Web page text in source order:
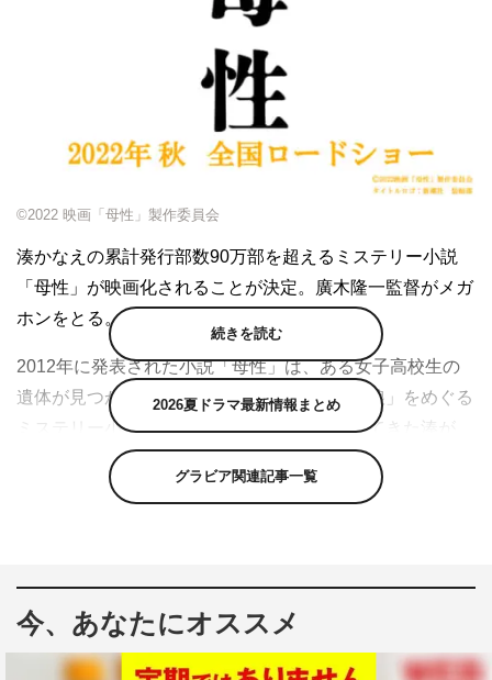
©2022 映画「母性」製作委員会
湊かなえの累計発行部数90万部を超えるミステリー小説
「母性」が映画化されることが決定。廣木隆一監督がメガ
ホンをとる。
2012年に発表された小説「母性」は、ある女子高校生の
遺体が見つかったことに端を発した、「母と娘」をめぐる
ミステリー小説。数々の作品を世に送り出してきた湊が
「これが書けたら、作家を辞めてもいい。そう思いながら
書いた小説です」と言うほどに心血を注いで上梓した物語
合主演で話題を呼んだ「北のカナリアたち」（原作：「二
十年後の宿題」）、井上真央が第38回日本アカデミー賞主
続きを読む
2026夏ドラマ最新情報まとめ
グラビア関連記事一覧
今、あなたにオススメ